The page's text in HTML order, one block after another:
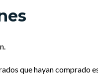
que hayan comprado